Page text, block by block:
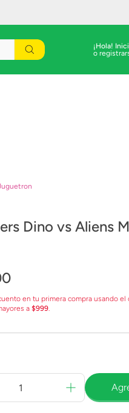
¡Hola!
Dino vs Aliens
en tu primera compra usando el
a $999.